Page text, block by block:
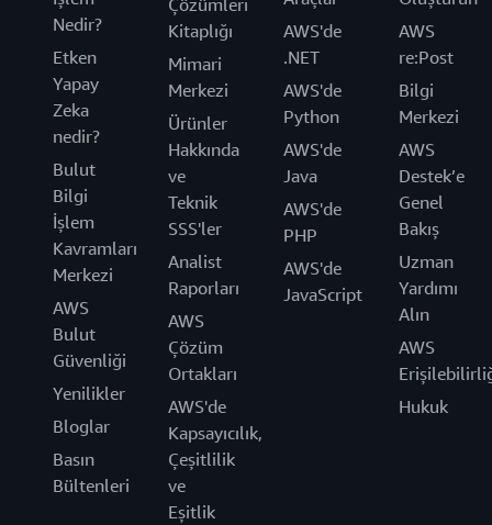
Nedir?
Etken
Yapay
Zeka
nedir?
Bulut
Bilgi
İşlem
Kavramları
Merkezi
AWS
Bulut
Güvenliği
Yenilikler
Bloglar
Basın
Bültenleri
Çözümleri
Kitaplığı
Mimari
Merkezi
Ürünler
Hakkında
ve
Teknik
SSS'ler
Analist
Raporları
AWS
Çözüm
Ortakları
AWS'de
Kapsayıcılık,
Çeşitlilik
ve
Eşitlik
AWS'de
.NET
AWS'de
Python
AWS'de
Java
AWS'de
PHP
AWS'de
JavaScript
AWS
re:Post
Bilgi
Merkezi
AWS
Destek’e
Genel
Bakış
Uzman
Yardımı
Alın
AWS
Hukuk